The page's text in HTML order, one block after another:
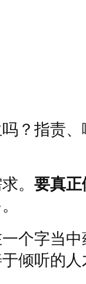
？指责
。 要真
个字当
倾听的人